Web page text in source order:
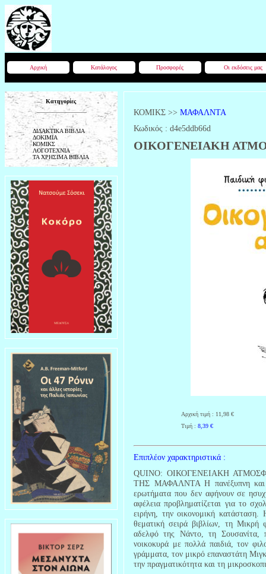
Αρχική Κατάλογος Προσφορές Οι εκδόσεις μας
Κατηγορίες
ΔΙΔΑΚΤΙΚΑ ΒΙΒΛΙΑ
ΔΟΚΙΜΙΑ
ΚΟΜΙΚΣ
ΛΟΓΟΤΕΧΝΙΑ
ΤΑ ΧΡΗΣΙΜΑ ΒΙΒΛΙΑ
ΚΟΜΙΚΣ >> ΜΑΦΑΛΝΤΑ
Κωδικός : d4e5ddb66d
ΟΙΚΟΓΕΝΕΙΑΚΗ
Αρχική τιμή : 11,98 €
Τιμή : 8,39 €
Επιπλέον χαρακτηριστικά :
QUINO: ΟΙΚΟΓΕΝΕΙΑΚΗ
ΤΗΣ ΜΑΦΑΛΝΤΑ Η πανέξυπνη και
ερωτήματα που δεν αφήνουν σε
αφέλεια προβληματίζεται για το
ειρήνη, την οικονομική
θεματική σειρά βιβλίων, τη
αδελφό της Νάντο, τη Σουσανίτα,
νοικοκυρά με πολλά παιδιά, τον
γράμματα, τον μικρό επαναστάτη
την πραγματικότητα και τη